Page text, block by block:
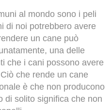
al mondo sono i peli
di noi potrebbero avere
un cane può
una delle
che i cani possono avere
che rende un cane
è che non producono
di solito significa che non